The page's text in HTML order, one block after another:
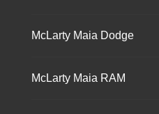
McLarty Maia Dodge
McLarty Maia RAM